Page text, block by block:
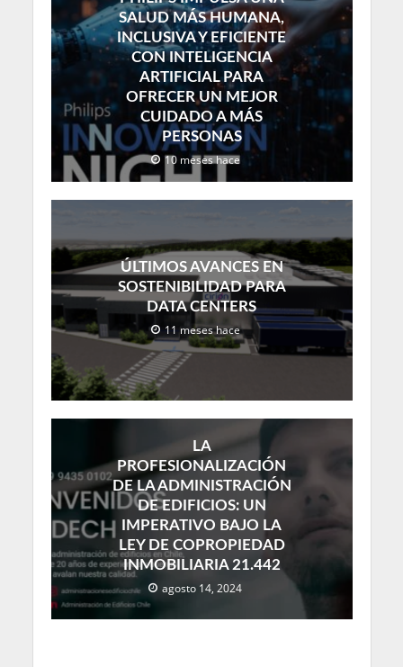
SALUD MÁS HUMANA,
INCLUSIVA Y EFICIENTE
CON INTELIGENCIA
ARTIFICIAL PARA
OFRECER UN MEJOR
CUIDADO A MÁS
PERSONAS
10 meses hace
ÚLTIMOS AVANCES EN
SOSTENIBILIDAD PARA
DATA CENTERS
11 meses hace
LA
PROFESIONALIZACIÓN
DE LA ADMINISTRACIÓN
DE EDIFICIOS: UN
IMPERATIVO BAJO LA
LEY DE COPROPIEDAD
INMOBILIARIA 21.442
agosto 14, 2024